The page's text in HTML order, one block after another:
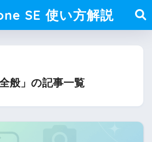
SE 使い方解説
般」の記事一覧